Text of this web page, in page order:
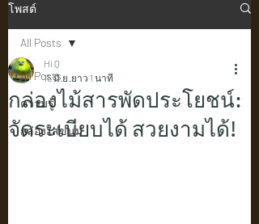
โพสต์
All Posts
ความรู้
กล่องใส่ขนม
All Posts
กล่องไม้สารพัดประโยชน์:
จัดระเบียบได้ สวยงามได้!
Hi Q
15 มิ.ย. ยาว 1 นาที